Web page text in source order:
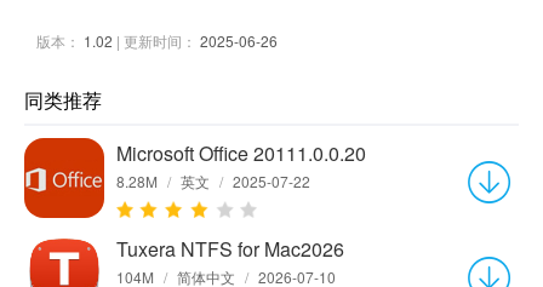
版本： 1.02 | 更新时间： 2025-06-26
同类推荐
Microsoft Office 20111.0.0.20
8.28M / 英文 / 2025-07-22
Tuxera NTFS for Mac2026
104M / 简体中文 / 2026-07-10